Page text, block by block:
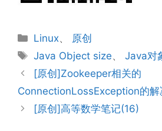
分
类
Linux、 原创
标
签
Java Object size、Java对
[原创]Zookeeper相关的
ConnectionLossException的解
[原创]高等数学笔记(16)